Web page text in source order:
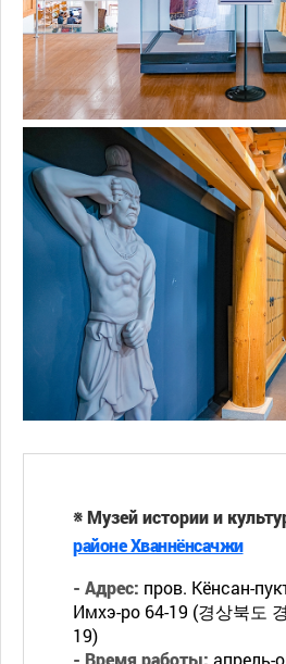
※ Музей истории и
районе Хваннёнсачжи
- Адрес: пров. Кёнсан-
Имхэ-ро 64-19 (경상북도
19)